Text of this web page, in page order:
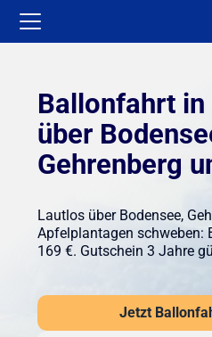
Ballonfahrt
über
Gehrenberg
Lautlos über Bodensee,
Apfelplantagen schweben:
169 €. Gutschein 3 Jahre
Jetzt